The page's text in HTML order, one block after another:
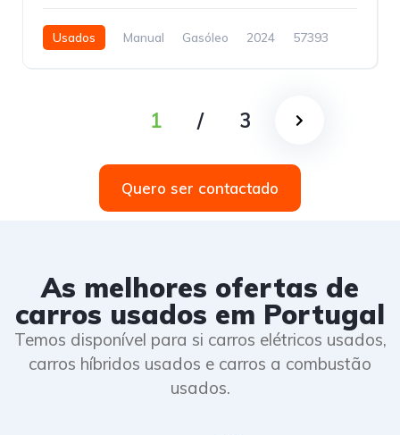
Usados Manual Gasóleo 2024
57393
1 / 3
Quero ser contactado
As melhores ofertas de
carros usados em Portugal
Temos disponível para si carros elétricos usados,
carros híbridos usados e carros a combustão
usados.